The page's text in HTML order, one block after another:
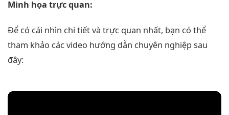
Minh họa trực quan:
Để có cái nhìn chi tiết và trực quan nhất, bạn có thể
tham khảo các video hướng dẫn chuyên nghiệp sau
đây: